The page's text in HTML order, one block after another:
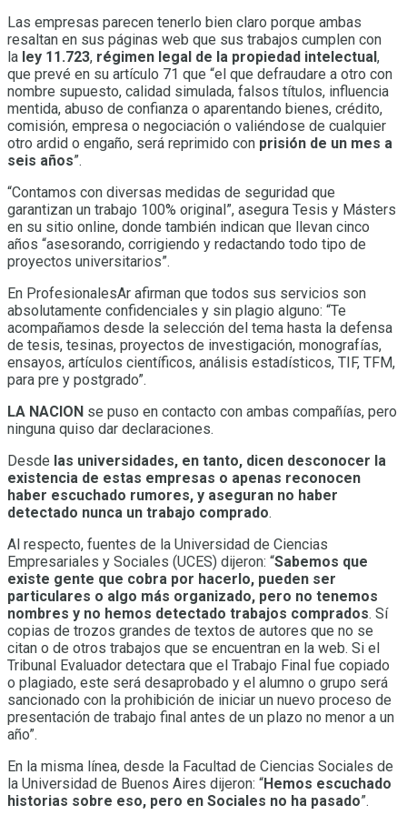
Las empresas parecen tenerlo bien claro porque ambas
resaltan en sus páginas web que sus trabajos cumplen con
la ley 11.723, régimen legal de la propiedad intelectual,
que prevé en su artículo 71 que “el que defraudare a otro con
nombre supuesto, calidad simulada, falsos títulos, influencia
mentida, abuso de confianza o aparentando bienes, crédito,
comisión, empresa o negociación o valiéndose de cualquier
otro ardid o engaño, será reprimido con prisión de un mes a
seis años”.
“Contamos con diversas medidas de seguridad que
garantizan un trabajo 100% original”, asegura Tesis y Másters
en su sitio online, donde también indican que llevan cinco
años “asesorando, corrigiendo y redactando todo tipo de
proyectos universitarios”.
En ProfesionalesAr afirman que todos sus servicios son
absolutamente confidenciales y sin plagio alguno: “Te
acompañamos desde la selección del tema hasta la defensa
de tesis, tesinas, proyectos de investigación, monografías,
ensayos, artículos científicos, análisis estadísticos, TIF, TFM,
para pre y postgrado”.
LA NACION se puso en contacto con ambas compañías, pero
ninguna quiso dar declaraciones.
Desde las universidades, en tanto, dicen desconocer la
existencia de estas empresas o apenas reconocen
haber escuchado rumores, y aseguran no haber
detectado nunca un trabajo comprado.
Al respecto, fuentes de la Universidad de Ciencias
Empresariales y Sociales (UCES) dijeron: “Sabemos que
existe gente que cobra por hacerlo, pueden ser
particulares o algo más organizado, pero no tenemos
nombres y no hemos detectado trabajos comprados. Sí
copias de trozos grandes de textos de autores que no se
citan o de otros trabajos que se encuentran en la web. Si el
Tribunal Evaluador detectara que el Trabajo Final fue copiado
o plagiado, este será desaprobado y el alumno o grupo será
sancionado con la prohibición de iniciar un nuevo proceso de
presentación de trabajo final antes de un plazo no menor a un
año”.
En la misma línea, desde la Facultad de Ciencias Sociales de
la Universidad de Buenos Aires dijeron: “Hemos escuchado
historias sobre eso, pero en Sociales no ha pasado”.